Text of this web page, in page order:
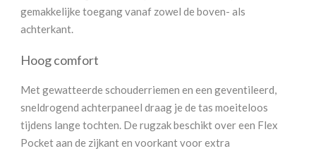
gemakkelijke toegang vanaf zowel de boven- als
achterkant.
Hoog comfort
Met gewatteerde schouderriemen en een geventileerd,
sneldrogend achterpaneel draag je de tas moeiteloos
tijdens lange tochten. De rugzak beschikt over een Flex
Pocket aan de zijkant en voorkant voor extra